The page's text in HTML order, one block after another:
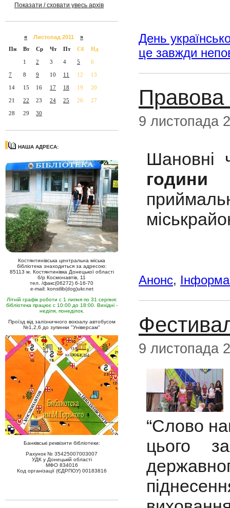
Показати / сховати увесь архів
« Листопад 2011 »
Пн
Вт Ср Чт Пт Сб Нд
1 2 3 4 5 6
7 8 9 10 11 12 13
14 15 16 17 18 19 20
21 22 23 24 25 26 27
28 29 30
НАША АДРЕСА:
Костянтинівська центральна міська
бібліотека знаходиться за адресою:
85113 м. Костянтинівка Донецької області
б/р Космонавтів, 11
тел. /факс(06272) 6-16-70
e-mail: konstlib(dog)ukr.net
Літній графік роботи с 1 липня по 31 серпня:
бібліотека працює с 10:00 до 18:00. Вихідні -
неділя, понеділок.
Проїзд від залізничного вокзалу автобусом
№1,2,6 до зупинки "Універсам"
Банківські реквізити бібліотеки:
Рахунок № 35425007003007
УДК у Донецькій області
МФО 834016
Код організації (ЄДРПОУ) 00183816
День
це завжди
Правова
9 листопада
Шановні
години
Анонс,
9 листопада
“Слово
цього